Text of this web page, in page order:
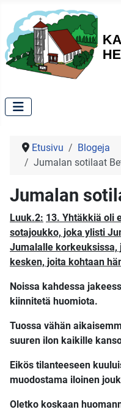
Etusivu
Blogeja
Jumalan sotilaat
Jumalan
Luuk.2: 13. Yhtäkkiä oli
sotajoukko, joka ylisti
Jumalalle korkeuksissa,
kesken, joita kohtaan
Noissa kahdessa
kiinnitetä huomiota.
Tuossa vähän
suuren ilon kaikille
Eikös tilanteeseen
muodostama iloinen
Oletko koskaan